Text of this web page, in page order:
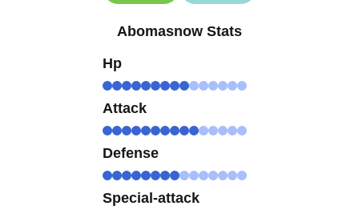
Abomasnow Stats
Hp
Attack
Defense
Special-attack